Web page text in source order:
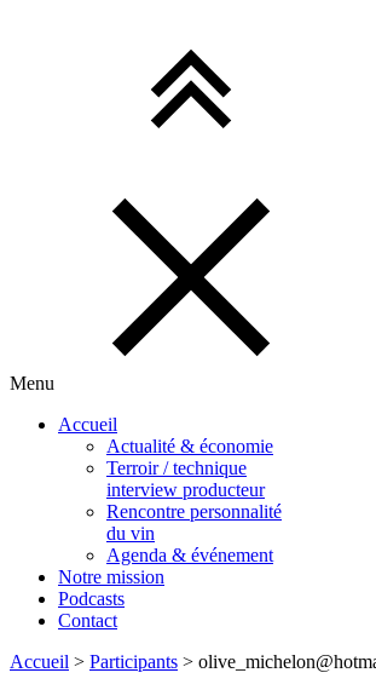
Menu
Accueil
Actualité & économie
Terroir / technique
interview producteur
Rencontre personnalité
du vin
Agenda & événement
Notre mission
Podcasts
Contact
Accueil > Participants >